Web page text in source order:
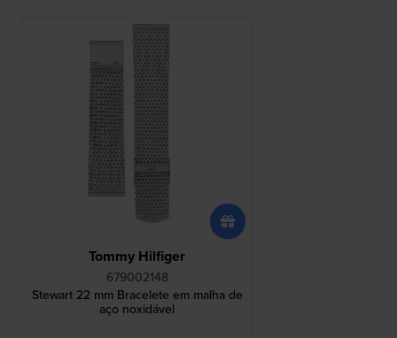
Tommy Hilfiger
679002148
Stewart 22 mm Bracelete em malha de
aço noxidável